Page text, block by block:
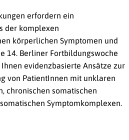
erfordern ein
der komplexen
körperlichen Symptomen und
14. Berliner Fortbildungswoche
evidenzbasierte Ansätze zur
von PatientInnen mit unklaren
chronischen somatischen
Symptomkomplexen.